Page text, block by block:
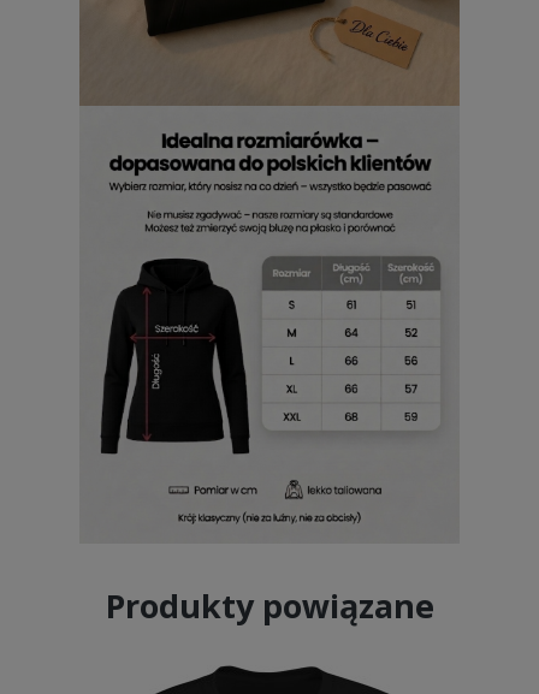
damskie z kapturembędą Twoim najlepszym
sprzymierzeńcem. To więcej niż odzież – to sposób na
pokazanie, że w prostocie i śmiechu kryje się prawdziwy styl.
Produkty powiązane